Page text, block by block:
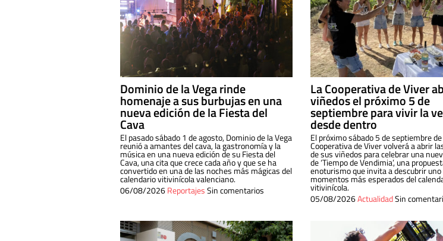
Dominio de la Vega rinde
homenaje a sus burbujas en una
nueva edición de la Fiesta del
Cava
El pasado sábado 1 de agosto, Dominio de la Vega
reunió a amantes del cava, la gastronomía y la
música en una nueva edición de su Fiesta del
Cava, una cita que crece cada año y que se ha
convertido en una de las noches más mágicas del
calendario vitivinícola valenciano.
06/08/2026ReportajesSin comentarios
La Cooperativa de Viver
viñedos el próximo 5 de
septiembre para vivir la
desde dentro
El próximo sábado 5 de septiembre
Cooperativa de Viver volverá a abrir
de sus viñedos para celebrar una
de ‘Tiempo de Vendimia’, una
enoturismo que invita a descubrir uno
momentos más esperados del
vitivinícola.
05/08/2026ActualidadSin